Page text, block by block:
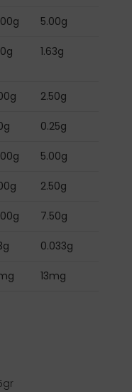
5.00g
1.63g
2.50g
0.25g
5.00g
2.50g
7.50g
0.033g
13mg